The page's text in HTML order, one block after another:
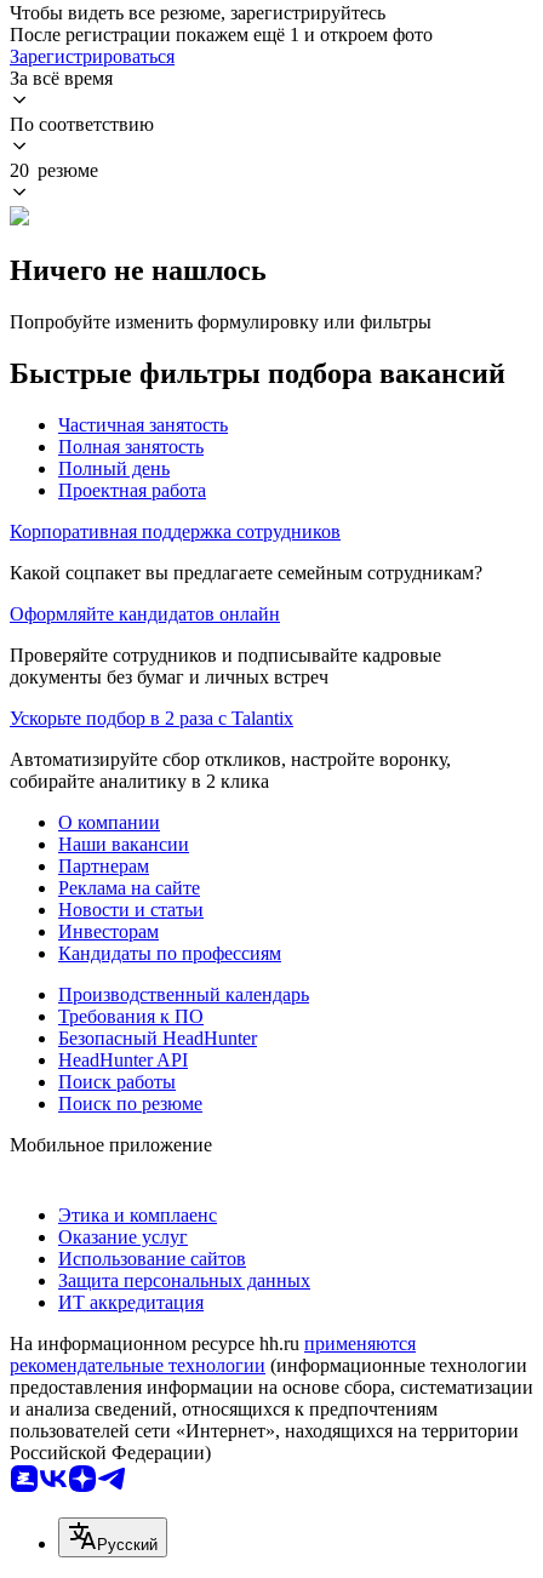
Чтобы видеть все резюме, зарегистрируйтесь
После регистрации покажем ещё 1 и откроем фото
Зарегистрироваться
За всё время
По соответствию
20 резюме
Ничего не нашлось
Попробуйте изменить формулировку или фильтры
Быстрые фильтры подбора вакансий
Частичная занятость
Полная занятость
Полный день
Проектная работа
Корпоративная поддержка сотрудников
Какой соцпакет вы предлагаете семейным сотрудникам?
Оформляйте кандидатов онлайн
Проверяйте сотрудников и подписывайте кадровые
документы без бумаг и личных встреч
Ускорьте подбор в 2 раза с Talantix
Автоматизируйте сбор откликов, настройте воронку,
собирайте аналитику в 2 клика
О компании
Наши вакансии
Партнерам
Реклама на сайте
Новости и статьи
Инвесторам
Кандидаты по профессиям
Производственный календарь
Требования к ПО
Безопасный HeadHunter
HeadHunter API
Поиск работы
Поиск по резюме
Мобильное приложение
Этика и комплаенс
Оказание услуг
Использование сайтов
Защита персональных данных
ИТ аккредитация
На информационном ресурсе hh.ru применяются
рекомендательные технологии (информационные технологии
предоставления информации на основе сбора, систематизации
и анализа сведений, относящихся к предпочтениям
пользователей сети «Интернет», находящихся на территории
Российской Федерации)
Русский